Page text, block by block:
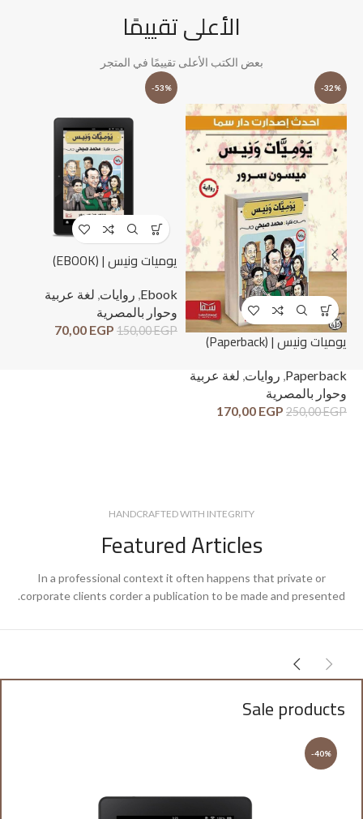
الأعلى تقييمًا
بعض الكتب الأعلى تقييمًا في المتجر
-32%
يوميات ونيس | (Paperback)
Paperback
, روايات, لغة عربية
وحوار بالمصرية
250,00EGP
170,00 EGP
-53%
يوميات ونيس | (EBOOK)
Ebook
, روايات, لغة عربية
وحوار بالمصرية
150,00EGP
70,00 EGP
HANDCRAFTED WITH INTEGRITY
Featured Articles
In a professional context it often happens that private or
corporate clients corder a publication to be made and presented.
Sale products
-40%